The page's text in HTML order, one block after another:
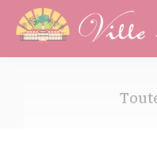
Cookies management panel